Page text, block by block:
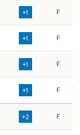
+1 F
+1 F
+1 F
+1 F 70
+2 F 73